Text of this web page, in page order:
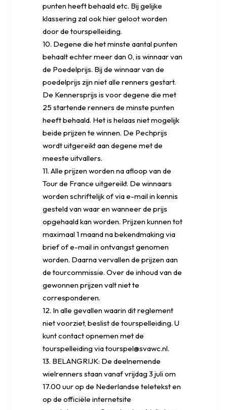
punten heeft behaald etc. Bij gelijke
klassering zal ook hier geloot worden
door de tourspelleiding.
10. Degene die het minste aantal punten
behaalt echter meer dan 0, is winnaar van
de Poedelprijs. Bij de winnaar van de
poedelprijs zijn niet alle renners gestart.
De Kennersprijs is voor degene die met
25 startende renners de minste punten
heeft behaald. Het is helaas niet mogelijk
beide prijzen te winnen. De Pechprijs
wordt uitgereikt aan degene met de
meeste uitvallers.
11. Alle prijzen worden na afloop van de
Tour de France uitgereikt. De winnaars
worden schriftelijk of via e-mail in kennis
gesteld van waar en wanneer de prijs
opgehaald kan worden. Prijzen kunnen tot
maximaal 1 maand na bekendmaking via
brief of e-mail in ontvangst genomen
worden. Daarna vervallen de prijzen aan
de tourcommissie. Over de inhoud van de
gewonnen prijzen valt niet te
corresponderen.
12. In alle gevallen waarin dit reglement
niet voorziet, beslist de tourspelleiding. U
kunt contact opnemen met de
tourspelleiding via tourspel@svawc.nl.
13. BELANGRIJK: De deelnemende
wielrenners staan vanaf vrijdag 3 juli om
17.00 uur op de Nederlandse teletekst en
op de officiële internetsite